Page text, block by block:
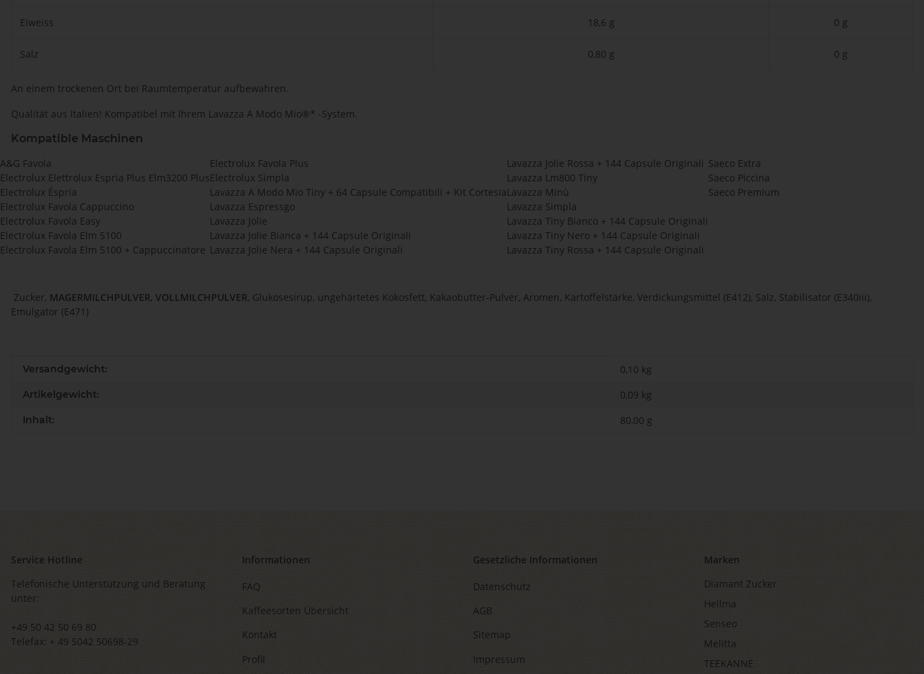
Eiweiss 18,6 g 0 g
Salz 0,80 g 0 g
An einem trockenen Ort bei Raumtemperatur aufbewahren.
Qualität aus Italien! Kompatibel mit Ihrem Lavazza A Modo Mio®* -System.
Kompatible Maschinen
A&G Favola
Electrolux Elettrolux Espria Plus Elm3200 Plus
Electrolux Éspria
Electrolux Favola Cappuccino
Electrolux Favola Easy
Electrolux Favola Elm 5100
Electrolux Favola Elm 5100 + Cappuccinatore
Electrolux Favola Plus
Electrolux Simpla
Lavazza A Modo Mio Tiny + 64 Capsule Compatibili + Kit Cortesia
Lavazza Espressgo
Lavazza Jolie
Lavazza Jolie Bianca + 144 Capsule Originali
Lavazza Jolie Nera + 144 Capsule Originali
Lavazza Jolie Rossa + 144 Capsule Originali
Lavazza Lm800 Tiny
Lavazza Minù
Lavazza Simpla
Lavazza Tiny Bianco + 144 Capsule Originali
Lavazza Tiny Nero + 144 Capsule Originali
Lavazza Tiny Rossa + 144 Capsule Originali
Saeco Extra
Saeco Piccina
Saeco Premium
Zucker, MAGERMILCHPULVER, VOLLMILCHPULVER, Glukosesirup, ungehärtetes Kokosfett, Kakaobutter-Pulver, Aromen, Kartoffelstärke, Verdickungsmittel (E412), Salz, Stabilisator (E340iii),
Emulgator (E471)
Produkteigenschaft
Wert
Versandgewicht: 0,10 kg
Artikelgewicht: 0,09 kg
Inhalt: 80,00 g
Service Hotline
Telefonische Unterstützung und Beratung
unter:
+49 50 42 50 69 80
Telefax: + 49 5042 50698-29
Informationen
FAQ
Kaffeesorten Übersicht
Kontakt
Profil
Gesetzliche Informationen
Datenschutz
AGB
Sitemap
Impressum
Marken
Diamant Zucker
Hellma
Senseo
Melitta
TEEKANNE